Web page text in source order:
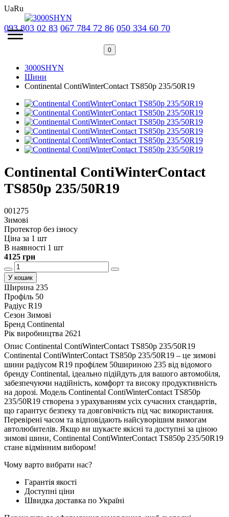
UaRu
093 803 02 83 067 784 72 86 050 334 60 70
0
3000SHYN
Шини
Continental ContiWinterContact TS850p 235/50R19
Continental ContiWinterContact
TS850p 235/50R19
001275
Зимові
Протектор без ізносу
Ціна за 1 шт
В наявності 1 шт
4125 грн
У кошик
Ширина 235
Профіль 50
Радіус R19
Сезон Зимові
Бренд Continental
Рік виробництва 2621
Опис Continental ContiWinterContact TS850p 235/50R19
Continental ContiWinterContact TS850p 235/50R19 – це зимові
шини радіусом R19 профілем 50шириною 235 від відомого
бренду Continental, ідеально підійдуть для вашого автомобіля,
забезпечуючи надійність, комфорт та високу продуктивність
на дорозі. Модель Continental ContiWinterContact TS850p
235/50R19 створена з урахуванням усіх сучасних стандартів,
що гарантує безпеку та довговічність під час використання.
Перевірені часом та відповідають найсуворішим вимогам
автолюбителів. Якщо ви шукаєте якісні та доступні за ціною
зимові шини, Continental ContiWinterContact TS850p 235/50R19
стане відмінним вибором!
Чому варто вибрати нас?
Гарантія якості
Доступні ціни
Швидка доставка по Україні